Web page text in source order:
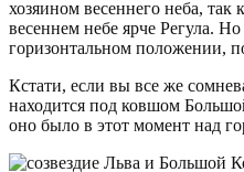
хозяином весеннего неба,
весеннем небе ярче Регула.
горизонтальном положении,
Кстати, если вы все же
находится под ковшом
оно было в этот момент над